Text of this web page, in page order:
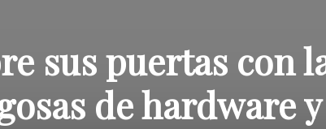
sus puertas con
de hardware y